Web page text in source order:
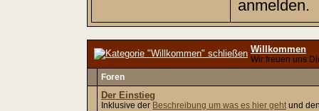
anmelden.
Willkommen
Wir freuen uns
Foren
Der Einstieg
Inklusive der Beschreibung um was es hier gehtund